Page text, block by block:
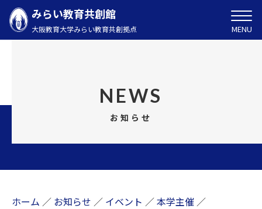
みらい教育共創館
大阪教育大学みらい教育共創拠点 MENU
NEWS
お知らせ
ホーム ／ お知らせ ／ イベント ／本学主催 ／